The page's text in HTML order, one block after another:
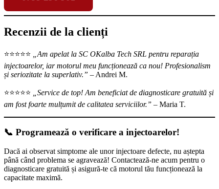
Recenzii de la clienți
⭐️⭐️⭐️⭐️⭐️
„Am apelat la SC OKalba Tech SRL pentru reparația
injectoarelor, iar motorul meu funcționează ca nou! Profesionalism
și seriozitate la superlativ.” – Andrei M.
⭐️⭐️⭐️⭐️⭐️
„Service de top! Am beneficiat de diagnosticare gratuită și
am fost foarte mulțumit de calitatea serviciilor.” – Maria T.
📞 Programează o verificare a injectoarelor!
Dacă ai observat simptome ale unor injectoare defecte, nu aștepta
până când problema se agravează! Contactează-ne acum pentru o
diagnosticare gratuită și asigură-te că motorul tău funcționează la
capacitate maximă.